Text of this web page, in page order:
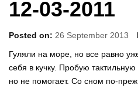
12-03-2011
Posted on: 26 September 2013
Гуляли на море, но все равно
себя в кучку. Пробую тактильную
но не помогает. Со сном по-